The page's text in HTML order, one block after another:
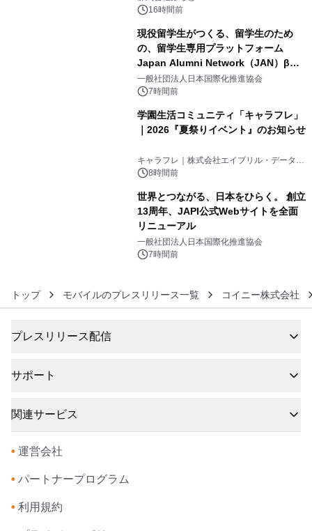
素泊りプラン
16時間前
現役留学生がつくる、留学生のため
の、留学生専用プラットフォーム
Japan Alumni Network（JAN）β版
をリリース
一般社団法人日本国際化推進協会
7時間前
学園生活コミュニティ「キャラフレ」
｜2026『夏祭りイベント』のお知らせ
キャラフレ｜株式会社エイプリル・データ・
デザインズ
8時間前
世界とつながる、日本をひらく。 創立
13周年、JAPI公式Webサイトを全面
リニューアル
一般社団法人日本国際化推進協会
7時間前
トップ モバイルのプレスリリース一覧 コイニー株式会社
プレスリリース配信
サポート
関連サービス
• 運営会社
• パートナープログラム
• 利用規約